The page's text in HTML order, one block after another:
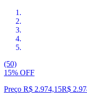
(50)
15% OFF
Preço R$ 2.974,15R$